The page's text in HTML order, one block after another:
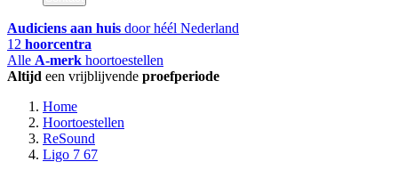
Audiciens aan huis door héél Nederland
12 hoorcentra
Alle A-merk hoortoestellen
Altijd een vrijblijvende proefperiode
Home
Hoortoestellen
ReSound
Ligo 7 67